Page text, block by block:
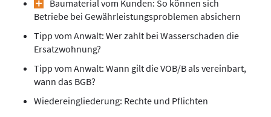
Baumaterial vom Kunden: So können sich
Betriebe bei Gewährleistungsproblemen absichern
Tipp vom Anwalt: Wer zahlt bei Wasserschaden die
Ersatzwohnung?
Tipp vom Anwalt: Wann gilt die VOB/B als vereinbart,
wann das BGB?
Wiedereingliederung: Rechte und Pflichten